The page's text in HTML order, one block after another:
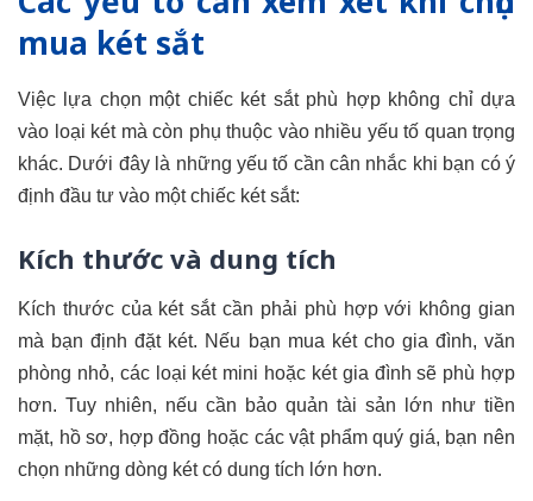
mua két sắt
Việc lựa chọn một chiếc két sắt phù hợp không chỉ dựa
vào loại két mà còn phụ thuộc vào nhiều yếu tố quan trọng
khác. Dưới đây là những yếu tố cần cân nhắc khi bạn có ý
định đầu tư vào một chiếc két sắt:
Kích thước và dung tích
Kích thước của két sắt cần phải phù hợp với không gian
mà bạn định đặt két. Nếu bạn mua két cho gia đình, văn
phòng nhỏ, các loại két mini hoặc két gia đình sẽ phù hợp
hơn. Tuy nhiên, nếu cần bảo quản tài sản lớn như tiền
mặt, hồ sơ, hợp đồng hoặc các vật phẩm quý giá, bạn nên
chọn những dòng két có dung tích lớn hơn.